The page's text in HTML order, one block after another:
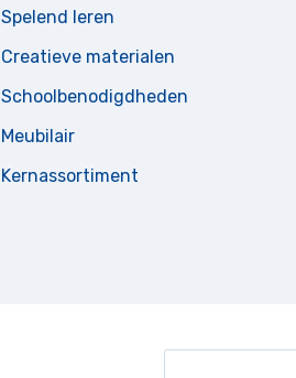
Spelend leren
Creatieve materialen
Schoolbenodigdheden
Meubilair
Kernassortiment